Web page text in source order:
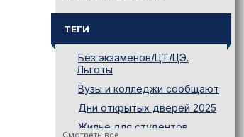
ТЕГИ
Без экзаменов/ЦТ/ЦЭ.
Льготы
Вузы и колледжи сообщают
Дни открытых дверей 2025
Жилье для студентов
Смотреть все